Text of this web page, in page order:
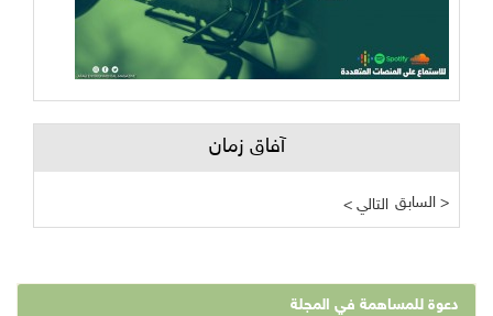
آفاق زمان
< التالي السابق >
دعوة للمساهمة في المجلة